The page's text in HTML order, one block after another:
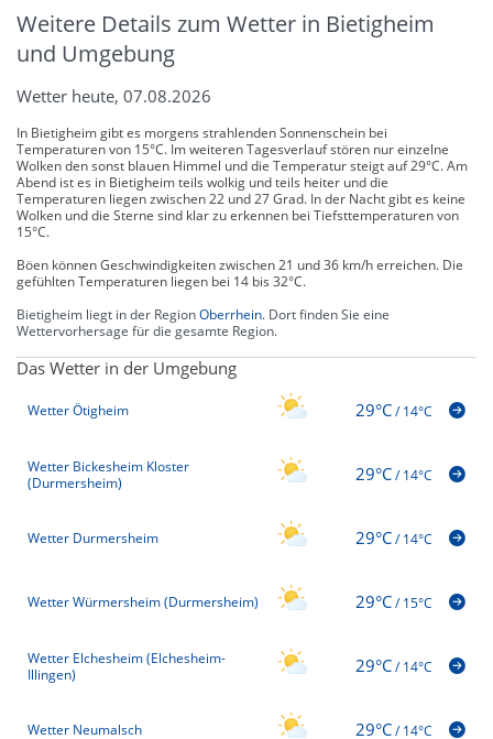
Weitere Details zum Wetter in Bietigheim
und Umgebung
Wetter heute, 07.08.2026
In Bietigheim gibt es morgens strahlenden Sonnenschein bei
Temperaturen von 15°C. Im weiteren Tagesverlauf stören nur einzelne
Wolken den sonst blauen Himmel und die Temperatur steigt auf 29°C. Am
Abend ist es in Bietigheim teils wolkig und teils heiter und die
Temperaturen liegen zwischen 22 und 27 Grad. In der Nacht gibt es keine
Wolken und die Sterne sind klar zu erkennen bei Tiefsttemperaturen von
15°C.
Böen können Geschwindigkeiten zwischen 21 und 36 km/h erreichen. Die
gefühlten Temperaturen liegen bei 14 bis 32°C.
Bietigheim liegt in der RegionOberrhein. Dort finden Sie eine
Wettervorhersage für die gesamte Region.
Das Wetter in der Umgebung
Wetter Ötigheim 29°C/14°C
Wetter Bickesheim Kloster
(Durmersheim)
29°C/14°C
Wetter Durmersheim 29°C/14°C
Wetter Würmersheim (Durmersheim) 29°C/15°C
Wetter Elchesheim (Elchesheim-
Illingen)
29°C/14°C
Wetter Neumalsch 29°C/14°C